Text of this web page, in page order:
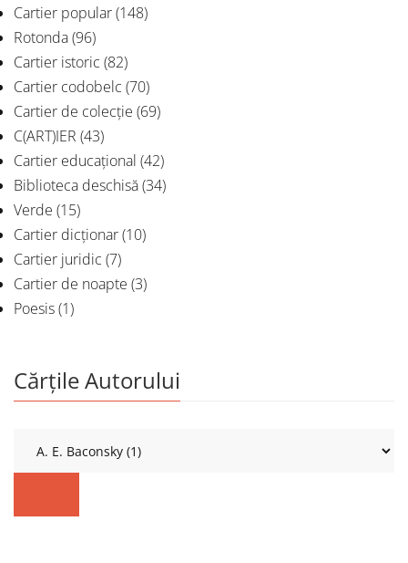
Cartier popular(148)
Rotonda(96)
Cartier istoric (82)
Cartier codobelc (70)
Cartier de colecție (69)
C(ART)IER (43)
Cartier educațional (42)
Biblioteca deschisă(34)
Verde (15)
Cartier dicționar(10)
Cartier juridic (7)
Cartier de noapte (3)
Poesis(1)
Cărțile Autorului